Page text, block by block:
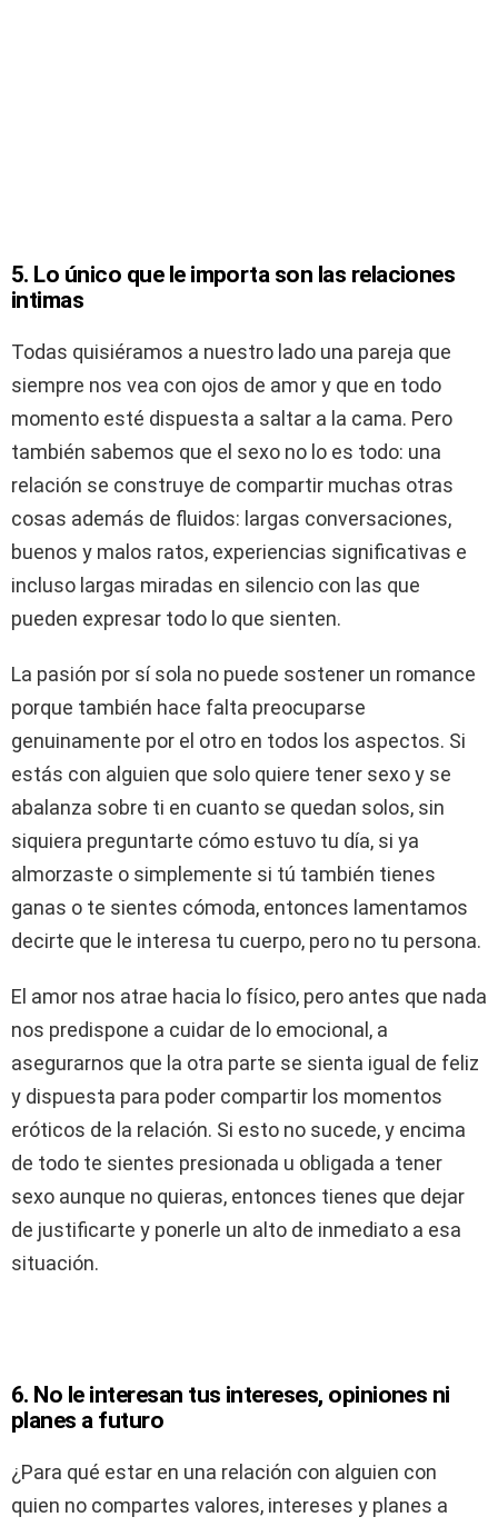
5. Lo único que le importa son las relaciones
intimas
Todas quisiéramos a nuestro lado una pareja que
siempre nos vea con ojos de amor y que en todo
momento esté dispuesta a saltar a la cama. Pero
también sabemos que el sexo no lo es todo: una
relación se construye de compartir muchas otras
cosas además de fluidos: largas conversaciones,
buenos y malos ratos, experiencias significativas e
incluso largas miradas en silencio con las que
pueden expresar todo lo que sienten.
La pasión por sí sola no puede sostener un romance
porque también hace falta preocuparse
genuinamente por el otro en todos los aspectos. Si
estás con alguien que solo quiere tener sexo y se
abalanza sobre ti en cuanto se quedan solos, sin
siquiera preguntarte cómo estuvo tu día, si ya
almorzaste o simplemente si tú también tienes
ganas o te sientes cómoda, entonces lamentamos
decirte que le interesa tu cuerpo, pero no tu persona.
El amor nos atrae hacia lo físico, pero antes que nada
nos predispone a cuidar de lo emocional, a
asegurarnos que la otra parte se sienta igual de feliz
y dispuesta para poder compartir los momentos
eróticos de la relación. Si esto no sucede, y encima
de todo te sientes presionada u obligada a tener
sexo aunque no quieras, entonces tienes que dejar
de justificarte y ponerle un alto de inmediato a esa
situación.
6. No le interesan tus intereses, opiniones ni
planes a futuro
¿Para qué estar en una relación con alguien con
quien no compartes valores, intereses y planes a